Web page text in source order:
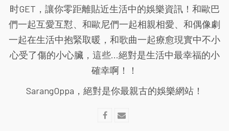
时GET，讓你零距離貼近生活中的娛樂資訊！和歐巴
們一起互愛互懟、和歐尼們一起相親相愛、和偶像劇
一起在生活中抱緊取暖，和歌曲一起療愈現實中不小
心受了傷的小心臟，這些...絕對是生活中最幸福的小
確幸啊！！
SarangOppa，絕對是你最親古的娛樂網站！